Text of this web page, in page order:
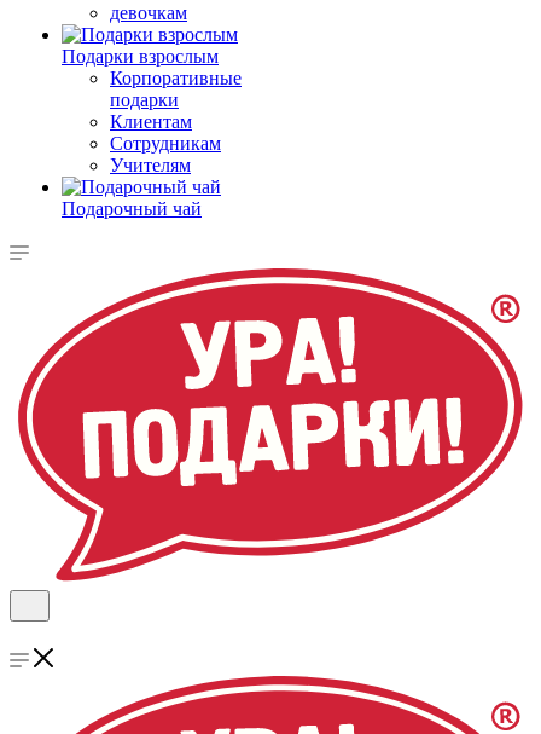
девочкам
Подарки взрослым
Корпоративные
подарки
Клиентам
Сотрудникам
Учителям
Подарочный чай